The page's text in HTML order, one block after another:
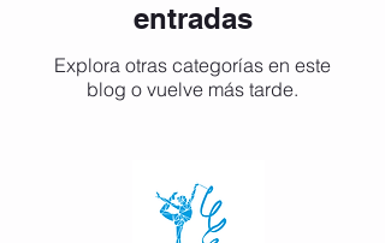
entradas
Explora otras categorías en este
blog o vuelve más tarde.